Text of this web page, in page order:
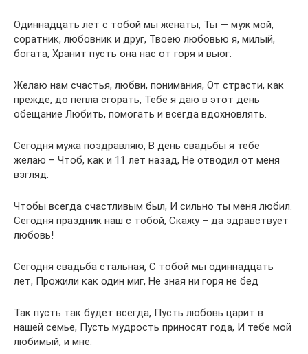
Одиннадцать лет с тобой мы женаты, Ты — муж мой,
соратник, любовник и друг, Твоею любовью я, милый,
богата, Хранит пусть она нас от горя и вьюг.
Желаю нам счастья, любви, понимания, От страсти, как
прежде, до пепла сгорать, Тебе я даю в этот день
обещание Любить, помогать и всегда вдохновлять.
Сегодня мужа поздравляю, В день свадьбы я тебе
желаю – Чтоб, как и 11 лет назад, Не отводил от меня
взгляд.
Чтобы всегда счастливым был, И сильно ты меня любил.
Сегодня праздник наш с тобой, Скажу – да здравствует
любовь!
Сегодня свадьба стальная, С тобой мы одиннадцать
лет, Прожили как один миг, Не зная ни горя не бед
Так пусть так будет всегда, Пусть любовь царит в
нашей семье, Пусть мудрость приносят года, И тебе мой
любимый, и мне.